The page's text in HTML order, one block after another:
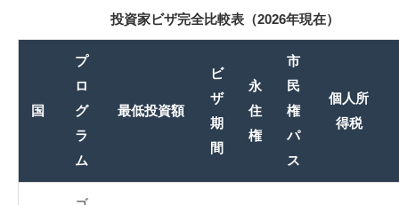
投資家ビザ完全比較表（2026年現在）
国
プ
ロ
グ
ラ
ム
最低投資額
ビ
ザ
期
間
永
住
権
市
民
権
パ
ス
個人所
得税